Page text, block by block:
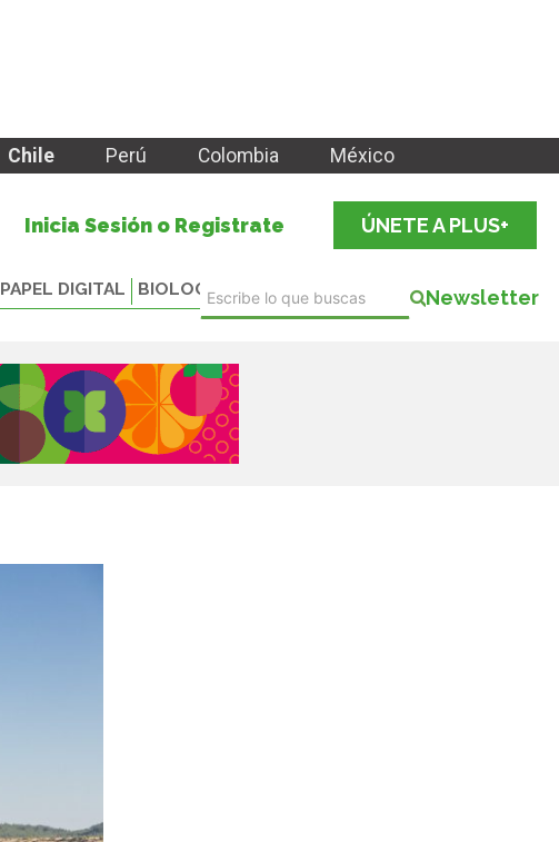
Chile Perú Colombia México
Inicia Sesión o Registrate ÚNETE A PLUS+
PAPEL DIGITAL BIOLOGICALS Newsletter